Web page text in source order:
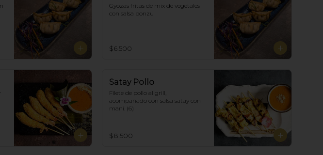
Gyozas fritas de mix de vegetales
con salsa ponzu
$6.500
Satay Pollo
Filete de pollo al grill,
acompañado con salsa satay con
maní. (6)
$8.500